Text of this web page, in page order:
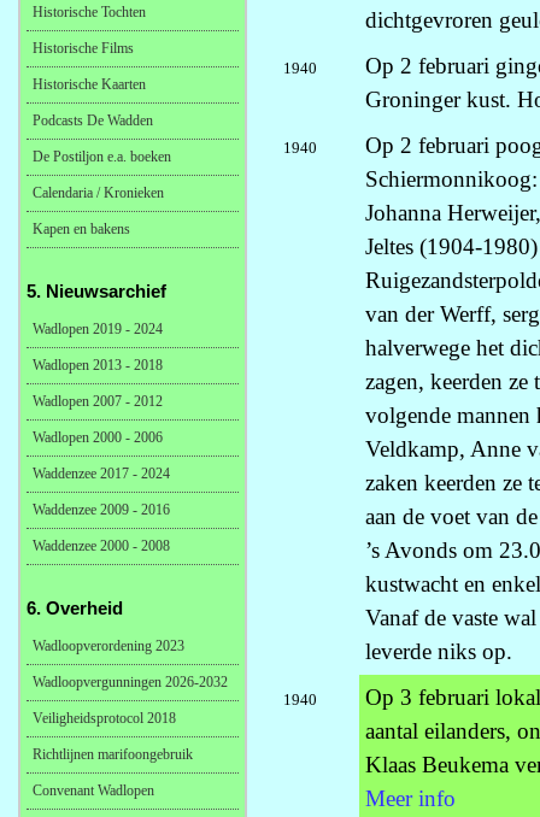
dichtgevroren
1940
Op 2 februari
Groninger kust.
1940
Op 2 februari
Johanna
Jeltes (1904-
van der Werff,
halverwege het
zagen, keerden
volgende mannen
Veldkamp, Anne
zaken keerden ze
aan de voet van
’s Avonds om
kustwacht en
Vanaf de vaste
leverde niks op.
1940
Op 3 februari
aantal eilanders,
Klaas Beukema
Meer info
Historische Tochten
Historische Films
Historische Kaarten
Podcasts De Wadden
De Postiljon e.a. boeken
Calendaria / Kronieken
Kapen en bakens
5. Nieuwsarchief
Wadlopen 2019 - 2024
Wadlopen 2013 - 2018
Wadlopen 2007 - 2012
Wadlopen 2000 - 2006
Waddenzee 2017 - 2024
Waddenzee 2009 - 2016
Waddenzee 2000 - 2008
6. Overheid
Wadloopverordening 2023
Wadloopvergunningen 2026-2032
Veiligheidsprotocol 2018
Richtlijnen marifoongebruik
Convenant Wadlopen